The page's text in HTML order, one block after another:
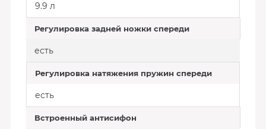
9.9 л
Регулировка задней ножки спереди
есть
Регулировка натяжения пружин спереди
есть
Встроенный антисифон